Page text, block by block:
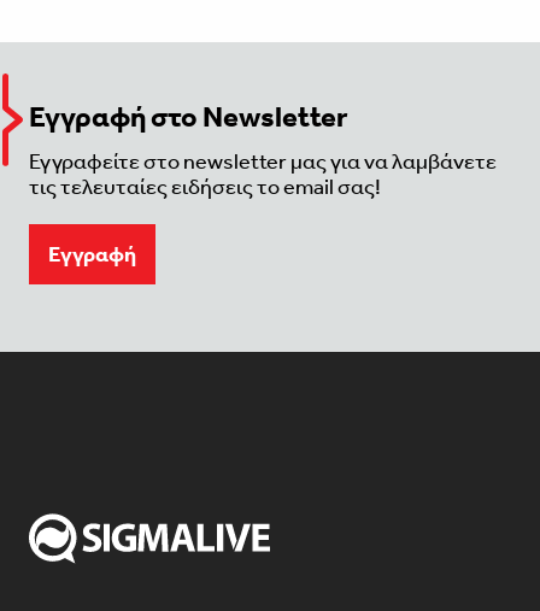
Εγγραφή στο Newsletter
Εγγραφείτε στο newsletter μας για να λαμβάνετε
τις τελευταίες ειδήσεις το email σας!
Eγγραφή